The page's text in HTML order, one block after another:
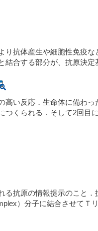
抗体産生や細胞性免疫
結合する部分が、抗原決
高い反応．生命体に備わ
くられる．そして2回目
抗原の情報提示のこと．
）分子に結合させてＴ